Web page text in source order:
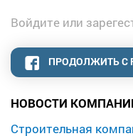
НОВОСТИ
Строительная
Войдите или
ПРОДОЛЖИТЬ С